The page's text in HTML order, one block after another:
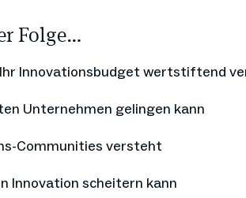
Folge…
Innovationsbudget wertstiftend
Unternehmen gelingen kann
Communities versteht
Innovation scheitern kann